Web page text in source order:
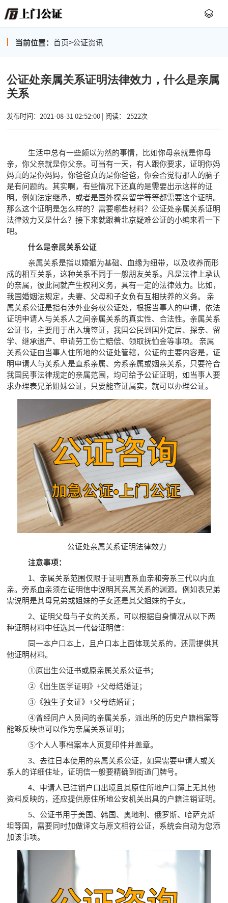
当前位置： 首页>公证资讯
公证处亲属关系证明法律效力，什么是亲属
关系
发布时间：2021-08-31 02:52:00 | 阅读： 2522次
生活中总有一些颇以为然的事情，比如你母亲就是你母
亲，你父亲就是你父亲。可当有一天，有人跟你要求，证明你妈
妈真的是你妈妈，你爸爸真的是你爸爸，你会否觉得那人的脑子
是有问题的。其实啊，有些情况下还真的是需要出示这样的证
明。例如法定继承，或者是国外探亲留学等等都需要这个证明。
那么这个证明是怎么样的？需要哪些材料？公证处亲属关系证明
法律效力又是什么？接下来就跟着北京疑难公证的小编来看一下
吧。
什么是亲属关系公证
亲属关系是指以婚姻为基础、血缘为纽带，以及收养而形
成的相互关系，这种关系不同于一般朋友关系。凡是法律上承认
的亲属，彼此间就产生权利义务，具有一定的法律效力。比如，
我国婚姻法规定，夫妻、父母和子女负有互相扶养的义务。 亲
属关系公证是指有涉外业务权公证处，根据当事人的申请，依法
证明申请人与关系人之间亲属关系的真实性、合法性。亲属关系
公证书，主要用于出入境签证，我国公民到国外定居、探亲、留
学、继承遗产、申请劳工伤亡赔偿、领取抚恤金等事项。 亲属
关系公证由当事人住所地的公证处管辖，公证的主要内容是，证
明申请人与关系人是直系亲属、旁系亲属或姻亲关系，只要符合
我国民事法律规定的亲属范围，均可给予公证证明，如当事人要
求办理表兄弟姐妹公证，只要能查证属实，就可以办理公证。
公证处亲属关系证明法律效力
注意事项：
1、亲属关系范围仅限于证明直系血亲和旁系三代以内血
亲。旁系血亲须在证明信中说明其亲属关系的渊源。例如表兄弟
需说明是其母兄弟或姐妹的子女还是其父姐妹的子女。
2、证明父母与子女的关系，可以根据自身情况从以下两
种证明材料中任选其一代替证明信：
同一本户口本上，且户口本上面体现关系的，还需提供其
他证明材料。
①原出生公证书或原亲属关系公证书；
②《出生医学证明》+父母结婚证；
③《独生子女证》+父母结婚证；
④曾经同户人员间的亲属关系，派出所的历史户籍档案等
能够反映也可以作为亲属关系证明；
⑤个人人事档案本人页复印件并盖章。
3、去往日本使用的亲属关系公证，如果需要申请人或关
系人的详细住址，证明信一般要精确到街道门牌号。
4、申请人已注销户口出境且其原住所地户口簿上无其他
资料反映的，还应提供原住所地公安机关出具的户籍注销证明。
5、公证书用于美国、韩国、奥地利、俄罗斯、哈萨克斯
坦等国，需要同时加做译文与原文相符公证，系统会自动为您添
加该事项。